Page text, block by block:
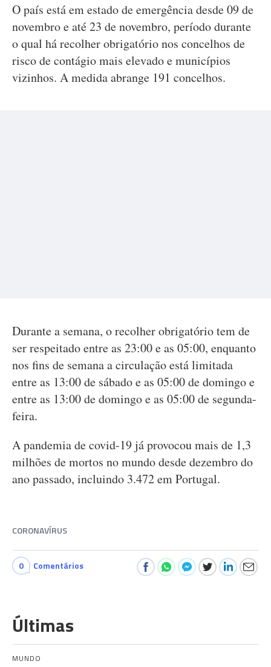
O país está em estado de emergência desde 09 de
novembro e até 23 de novembro, período durante
o qual há recolher obrigatório nos concelhos de
risco de contágio mais elevado e municípios
vizinhos. A medida abrange 191 concelhos.
Durante a semana, o recolher obrigatório tem de
ser respeitado entre as 23:00 e as 05:00, enquanto
nos fins de semana a circulação está limitada
entre as 13:00 de sábado e as 05:00 de domingo e
entre as 13:00 de domingo e as 05:00 de segunda-
feira.
A pandemia de covid-19 já provocou mais de 1,3
milhões de mortos no mundo desde dezembro do
ano passado, incluindo 3.472 em Portugal.
CORONAVÍRUS
0 Comentários
Últimas
MUNDO